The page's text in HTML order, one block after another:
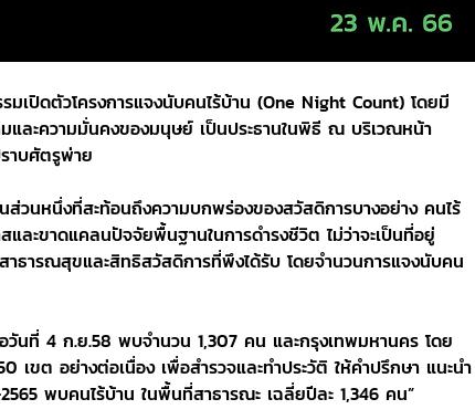
เปิดตัวโครงการแจงนับคนไร้บ้าน (One Night Count) โดยมี
ละความมั่นคงของมนุษย์ เป็นประธานในพิธี ณ บริเวณหน้า
าบศัตรูพ่าย
ส่วนหนึ่งที่สะท้อนถึงความบกพร่องของสวัสดิการบางอย่าง คนไร้
และขาดแคลนปัจจัยพื้นฐานในการดำรงชีวิต ไม่ว่าจะเป็นที่อยู่
าธารณสุขและสิทธิสวัสดิการที่พึงได้รับ โดยจำนวนการแจงนับคน
วันที่ 4 ก.ย.58 พบจำนวน 1,307 คน และกรุงเทพมหานคร โดย
ขต อย่างต่อเนื่อง เพื่อสำรวจและทำประวัติ ให้คำปรึกษา แนะนำ
พบคนไร้บ้าน ในพื้นที่สาธารณะ เฉลี่ยปีละ 1,346 คน”